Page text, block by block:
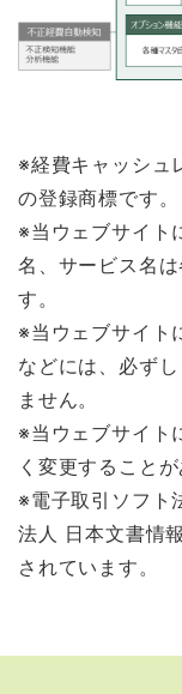
※経費キャッシュ
の登録商標です。
※当ウェブサイト
名、サービス名
す。
※当ウェブサイト
などには、必ず
ません。
※当ウェブサイト
く変更することが
※電子取引ソフト
法人 日本文書情
されています。